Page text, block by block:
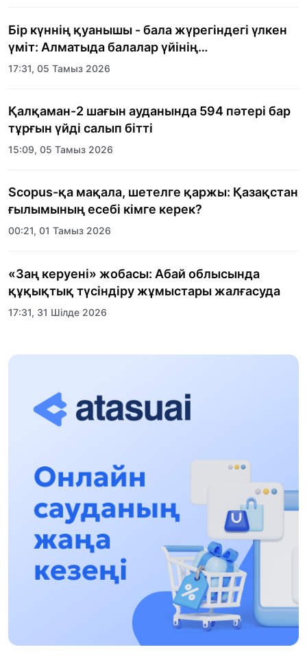
Бір күннің қуанышы - бала жүрегіндегі үлкен
үміт: Алматыда балалар үйінің
тәрбиеленушілеріне мерекелік күн
17:31, 05 Тамыз 2026
Қалқаман-2 шағын ауданында 594 пәтері бар
тұрғын үйді салып бітті
15:09, 05 Тамыз 2026
Scopus-қа мақала, шетелге қаржы: Қазақстан
ғылымының есебі кімге керек?
00:21, 01 Тамыз 2026
«Заң керуені» жобасы: Абай облысында
құқықтық түсіндіру жұмыстары жалғасуда
17:31, 31 Шілде 2026
Халықаралық «Формула-1 H2O» жарысын
13:13, 30 Шілде 2026
12:01, 28 Шілде 2026
Абзал Достияр: Думан Мұхаметкәрімді
Алматы түрмесіне ауыстыруы мүмкін
16:15, 27 Шілде 2026
Өскенбай Құлатайұлы: Руханиятқа қызмет
17:46, 26 Шілде 2026